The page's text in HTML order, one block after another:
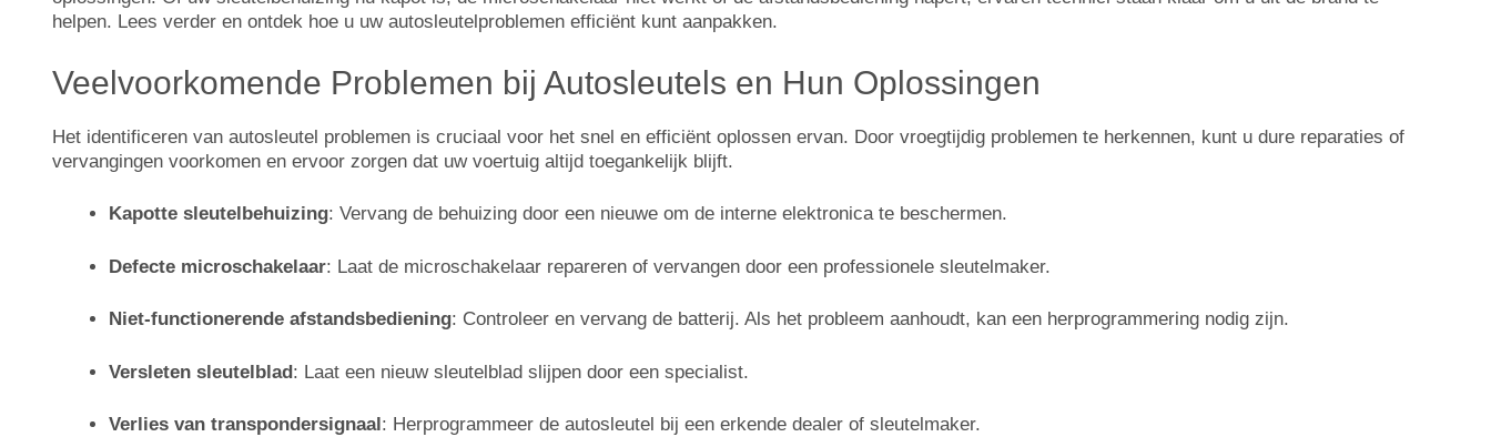
helpen. Lees verder en ontdek hoe u uw autosleutelproblemen efficiënt kunt aanpakken.
Veelvoorkomende Problemen bij Autosleutels en Hun Oplossingen
Het identificeren van autosleutel problemen is cruciaal voor het snel en efficiënt oplossen ervan. Door vroegtijdig problemen te herkennen, kunt u dure reparaties of
vervangingen voorkomen en ervoor zorgen dat uw voertuig altijd toegankelijk blijft.
Kapotte sleutelbehuizing: Vervang de behuizing door een nieuwe om de interne elektronica te beschermen.
Defecte microschakelaar: Laat de microschakelaar repareren of vervangen door een professionele sleutelmaker.
Niet-functionerende afstandsbediening: Controleer en vervang de batterij. Als het probleem aanhoudt, kan een herprogrammering nodig zijn.
Versleten sleutelblad: Laat een nieuw sleutelblad slijpen door een specialist.
Verlies van transpondersignaal: Herprogrammeer de autosleutel bij een erkende dealer of sleutelmaker.